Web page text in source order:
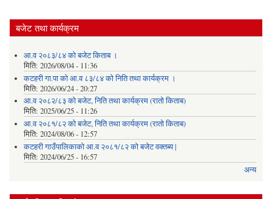
बजेट तथा कार्यक्रम
आ.व २०८३/८४ को बजेट किताब ।
मिति: 2026/08/04 - 11:36
कटहरी गा.पा को आ.व ८३/८४ को निति तथा कार्यक्रम ।
मिति: 2026/06/24 - 20:27
आ.व २०८२/८३ को बजेट, निति तथा कार्यक्रम (रातो किताब)
मिति: 2025/06/25 - 11:26
आ.व २०८१/८२ को बजेट, निति तथा कार्यक्रम (रातो किताब)
मिति: 2024/08/06 - 12:57
कटहरी गाउँपालिकाको आ.व २०८१/८२ को बजेट वक्तब्य |
मिति: 2024/06/25 - 16:57
अन्य